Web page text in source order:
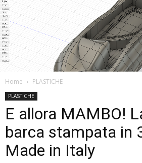
Home PLASTICHE
PLASTICHE
E allora MAMBO!
barca stampata in
Made in Italy